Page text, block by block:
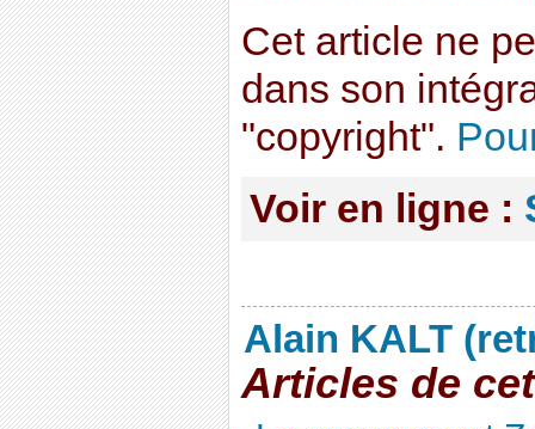
Cet article ne
dans son
"copyright".
Voir en ligne :
Alain KALT
Articles de